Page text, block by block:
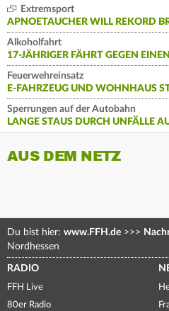
Extremsport
APNOETAUCHER WILL REKORD
Alkoholfahrt
17-JÄHRIGER FÄHRT GEGEN
Feuerwehreinsatz
E-FAHRZEUG UND WOHNHAUS
Sperrungen auf der Autobahn
LANGE STAUS DURCH UNFÄLLE
AUS DEM NETZ
Du bist hier: www.FFH.de >>>
Nordhessen
RADIO
FFH Live
80er Radio